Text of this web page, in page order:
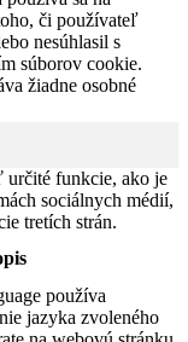
či používateľ
nesúhlasil s
súborov cookie.
žiadne osobné
určité funkcie, ako je
sociálnych médií,
tretích strán.
používa
jazyka zvoleného